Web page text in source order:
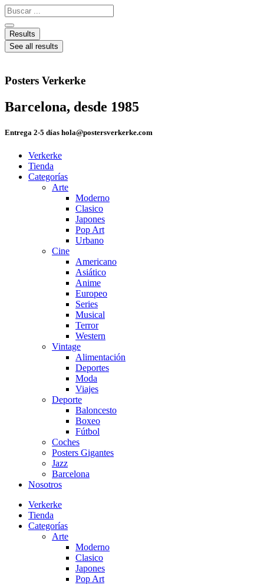
Ir
al
contenido
Search
...
Results
See all results
Posters Verkerke
Barcelona, desde 1985
Entrega 2-5 días hola@postersverkerke.com
Verkerke
Tienda
Categorías
Arte
Moderno
Clasico
Japones
Pop Art
Urbano
Cine
Americano
Asiático
Anime
Europeo
Series
Musical
Terror
Western
Vintage
Alimentación
Deportes
Moda
Viajes
Deporte
Baloncesto
Boxeo
Fútbol
Coches
Posters Gigantes
Jazz
Barcelona
Nosotros
Verkerke
Tienda
Categorías
Arte
Moderno
Clasico
Japones
Pop Art